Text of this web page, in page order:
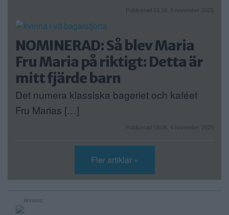
Publicerad 16:16, 5 november 2025
NOMINERAD: Så blev Maria
Fru Maria på riktigt: Detta är
mitt fjärde barn
Det numera klassiska bageriet och kaféet
Fru Marias […]
Publicerad 18:06, 4 november 2025
Fler artiklar »
Annons: